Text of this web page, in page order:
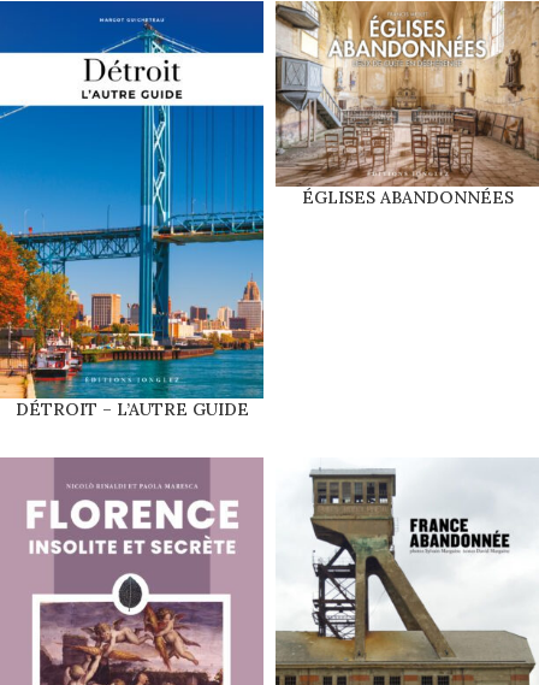
DÉTROIT – L’AUTRE GUIDE
ÉGLISES ABANDONNÉES